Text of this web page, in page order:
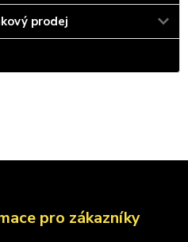
prodej
pro zákazníky